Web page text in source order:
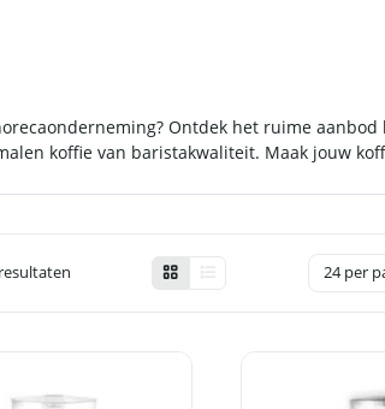
Ontdek het ruime
koffie van baristakwaliteit. Maak jouw